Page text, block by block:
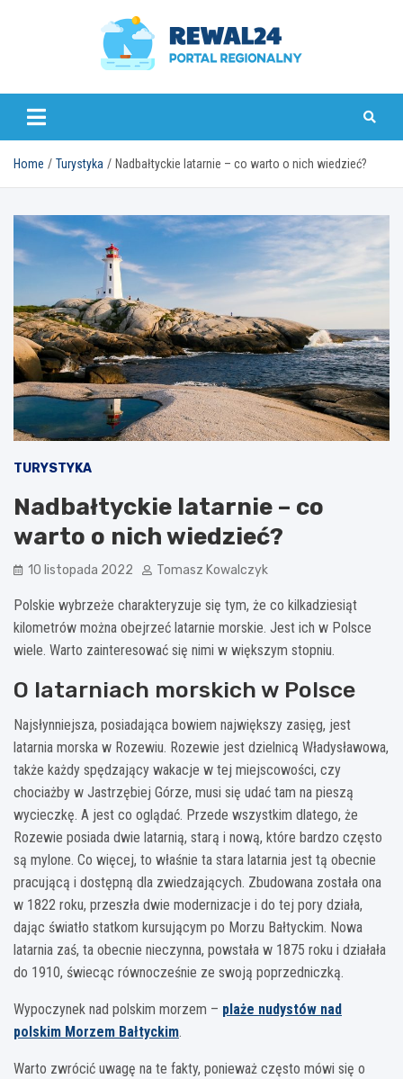
rewal24.pl
Home Turystyka Nadbałtyckie latarnie – co warto o nich wiedzieć?
TURYSTYKA
Nadbałtyckie latarnie – co
warto o nich wiedzieć?
10 listopada 2022 Tomasz Kowalczyk
Polskie wybrzeże charakteryzuje się tym, że co kilkadziesiąt
kilometrów można obejrzeć latarnie morskie. Jest ich w Polsce
wiele. Warto zainteresować się nimi w większym stopniu.
O latarniach morskich w Polsce
Najsłynniejsza, posiadająca bowiem największy zasięg, jest
latarnia morska w Rozewiu. Rozewie jest dzielnicą Władysławowa,
także każdy spędzający wakacje w tej miejscowości, czy
chociażby w Jastrzębiej Górze, musi się udać tam na pieszą
wycieczkę. A jest co oglądać. Przede wszystkim dlatego, że
Rozewie posiada dwie latarnią, starą i nową, które bardzo często
są mylone. Co więcej, to właśnie ta stara latarnia jest tą obecnie
pracującą i dostępną dla zwiedzających. Zbudowana została ona
w 1822 roku, przeszła dwie modernizacje i do tej pory działa,
dając światło statkom kursującym po Morzu Bałtyckim. Nowa
latarnia zaś, ta obecnie nieczynna, powstała w 1875 roku i działała
do 1910, świecąc równocześnie ze swoją poprzedniczką.
Wypoczynek nad polskim morzem – plaże nudystów nad
polskim Morzem Bałtyckim.
Warto zwrócić uwagę na te fakty, ponieważ często mówi się o